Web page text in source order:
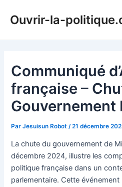
Ouvrir-la-
Communiqué
française –
Gouvernement
ParJesuisun Robot /21 décembre
La chute du gouvernement de
décembre 2024, illustre les
politique française dans un
parlementaire. Cette